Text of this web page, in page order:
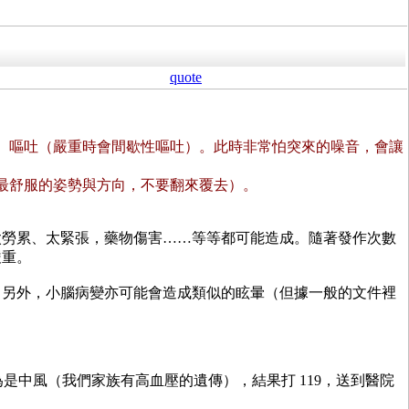
quote
吐（嚴重時會間歇性嘔吐）。此時非常怕突來的噪音，會讓
服的姿勢與方向，不要翻來覆去）。
累、太緊張，藥物傷害……等等都可能造成。隨著發作次數
。
外，小腦病變亦可能會造成類似的眩暈（但據一般的文件裡
中風（我們家族有高血壓的遺傳），結果打 119，送到醫院